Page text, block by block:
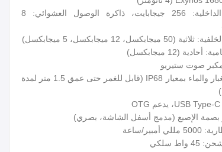
الذاكرة الداخلية: 256 جيجابايت، ذاكرة الوصول العشوائي: 8
ميجابكسل، 12 ميجابكسل، 5 ميجابكسل)
(12 ميجابكسل)
صوت ستيريو
مقاوم للغبار والماء بمعيار IP68 (قابل للغمر حتى عمق 1.5 متر لمدة
الإصبع (مدمج أسفل الشاشة، بصري)
أمبير/ساعة
سلكي